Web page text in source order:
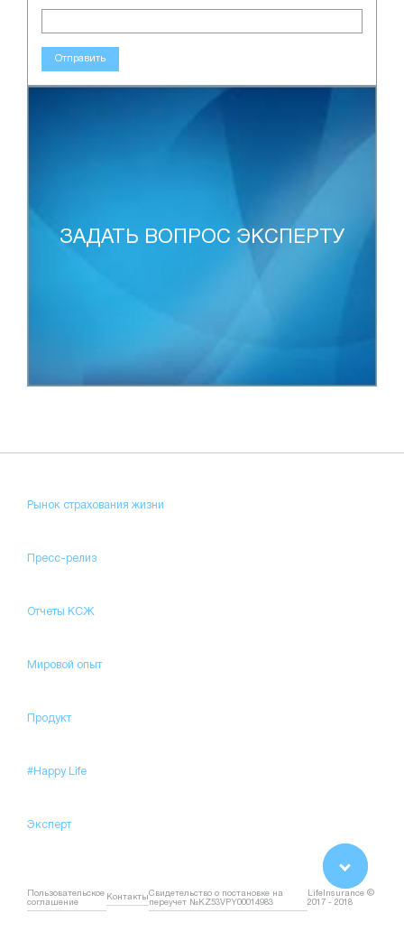
Отправить
ЗАДАТЬ ВОПРОС ЭКСПЕРТУ
Рынок страхования жизни
Пресс-релиз
Отчеты КСЖ
Мировой опыт
Продукт
#Happy Life
Эксперт
Пользовательское
соглашение
КонтактыСвидетельство о постановке на
переучет №KZ53VPY00014983
LifeInsurance ©
2017 - 2018